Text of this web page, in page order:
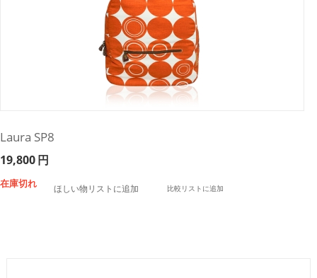
Laura SP8
19,800円
在庫切れ ほしい物リストに追加 比較リストに追加